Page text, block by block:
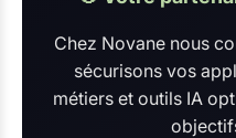
Chez Novane nous
sécurisons vos
métiers et outils IA